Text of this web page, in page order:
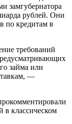
замгубернатора
рублей. Они
по кредитам в
требований
займа или
—
в классическом